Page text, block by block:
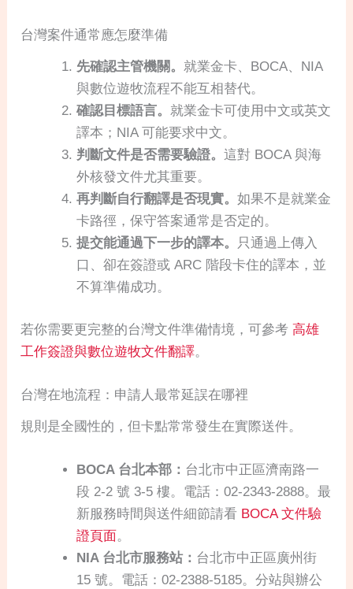
台灣案件通常應怎麼準備
先確認主管機關。就業金卡、BOCA、NIA
與數位遊牧流程不能互相替代。
確認目標語言。就業金卡可使用中文或英文
譯本；NIA 可能要求中文。
判斷文件是否需要驗證。這對 BOCA 與海
外核發文件尤其重要。
再判斷自行翻譯是否現實。如果不是就業金
卡路徑，保守答案通常是否定的。
提交能通過下一步的譯本。 只通過上傳入
口、卻在簽證或 ARC 階段卡住的譯本，並
不算準備成功。
若你需要更完整的台灣文件準備情境，可參考高雄
工作簽證與數位遊牧文件翻譯。
台灣在地流程：申請人最常延誤在哪裡
規則是全國性的，但卡點常常發生在實際送件。
BOCA 台北本部： 台北市中正區濟南路一
段 2-2 號 3-5 樓。電話：02-2343-2888。最
新服務時間與送件細節請看 BOCA 文件驗
證頁面。
NIA 台北市服務站： 台北市中正區廣州街
15 號。電話：02-2388-5185。分站與辦公